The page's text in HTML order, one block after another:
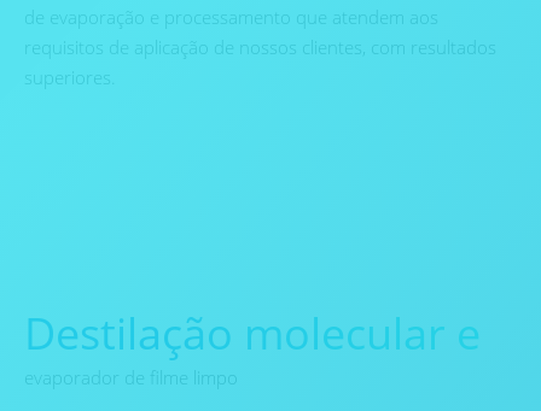
de evaporação e processamento que atendem aos
requisitos de aplicação de nossos clientes, com resultados
superiores.
Destilação molecular e
evaporador de filme limpo